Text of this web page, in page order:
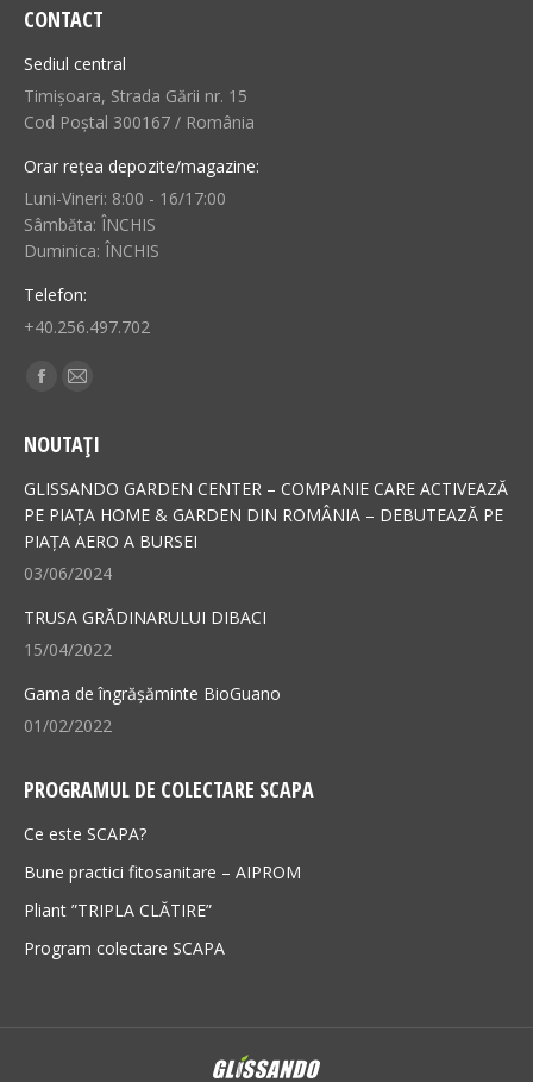
CONTACT
Sediul central
Timișoara, Strada Gării nr. 15
Cod Poștal 300167 / România
Orar rețea depozite/magazine:
Luni-Vineri: 8:00 - 16/17:00
Sâmbăta: ÎNCHIS
Duminica: ÎNCHIS
Telefon:
+40.256.497.702
Find us on:
Facebook
opens
in
new
window
Mail
opens
in
new
window
NOUTAȚI
GLISSANDO GARDEN CENTER – COMPANIE CARE ACTIVEAZĂ
PE PIAȚA HOME & GARDEN DIN ROMÂNIA – DEBUTEAZĂ PE
PIAȚA AERO A BURSEI
03/06/2024
TRUSA GRĂDINARULUI DIBACI
15/04/2022
Gama de îngrășăminte BioGuano
01/02/2022
PROGRAMUL DE COLECTARE SCAPA
Ce este SCAPA?
Bune practici fitosanitare – AIPROM
Pliant ”TRIPLA CLĂTIRE”
Program colectare SCAPA